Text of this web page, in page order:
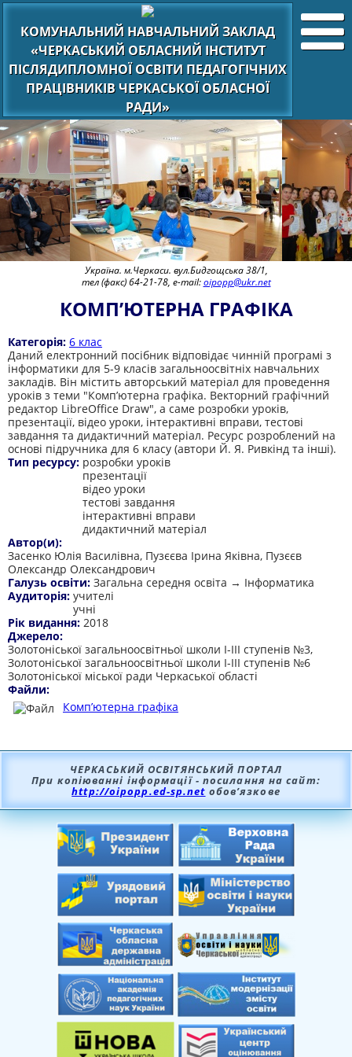
КОМУНАЛЬНИЙ НАВЧАЛЬНИЙ ЗАКЛАД
«ЧЕРКАСЬКИЙ ОБЛАСНИЙ ІНСТИТУТ
ПІСЛЯДИПЛОМНОЇ ОСВІТИ ПЕДАГОГІЧНИХ
ПРАЦІВНИКІВ ЧЕРКАСЬКОЇ ОБЛАСНОЇ
РАДИ»
Україна. м.Черкаси. вул.Бидгощська 38/1,
тел (факс) 64-21-78, e-mail:oipopp@ukr.net
КОМП’ЮТЕРНА ГРАФІКА
Категорія: 6 клас
Даний електронний посібник відповідає чинній програмі з
інформатики для 5-9 класів загальноосвітніх навчальних
закладів. Він містить авторський матеріал для проведення
уроків з теми "Комп’ютерна графіка. Векторний графічний
редактор LibreOffice Draw", а саме розробки уроків,
презентації, відео уроки, інтерактивні вправи, тестові
завдання та дидактичний матеріал. Ресурс розроблений на
основі підручника для 6 класу (автори Й. Я. Ривкінд та інші).
Тип ресурсу: розробки уроків
презентації
відео уроки
тестові завдання
інтерактивні вправи
дидактичний матеріал
Автор(и):
Засенко Юлія Василівна, Пузєєва Ірина Яківна, Пузєєв
Олександр Олександрович
Галузь освіти: Загальна середня освіта → Інформатика
Аудиторія: учителі
учні
Рік видання: 2018
Джерело:
Золотоніської загальноосвітньої школи І-ІІІ ступенів №3,
Золотоніської загальноосвітньої школи І-ІІІ ступенів №6
Золотоніської міської ради Черкаської області
Файли:
Комп’ютерна графіка
ЧЕРКАСЬКИЙ ОСВІТЯНСЬКИЙ ПОРТАЛ
При копіюванні інформації - посилання на сайт:
http://oipopp.ed-sp.net обов’язкове